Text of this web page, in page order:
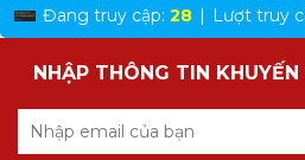
Đang truy cập: 28 | Lượt truy
NHẬP THÔNG TIN